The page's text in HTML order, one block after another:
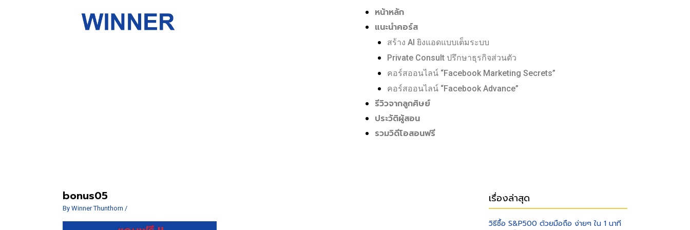
หน้าหลัก
แนะนำคอร์ส
สร้าง AI ยิงแอดแบบเต็มระบบ
Private Consult ปรึกษาธุรกิจส่วนตัว
คอร์สออนไลน์ “Facebook Marketing Secrets”
คอร์สออนไลน์ “Facebook Advance”
รีวิวจากลูกศิษย์
ประวัติผู้สอน
รวมวิดีโอสอนฟรี
bonus05
By Winner Thunthorn /
เรื่องล่าสุด
วิธีซื้อ S&P500 ด้วยมือถือ ง่ายๆ ใน 1 นาที